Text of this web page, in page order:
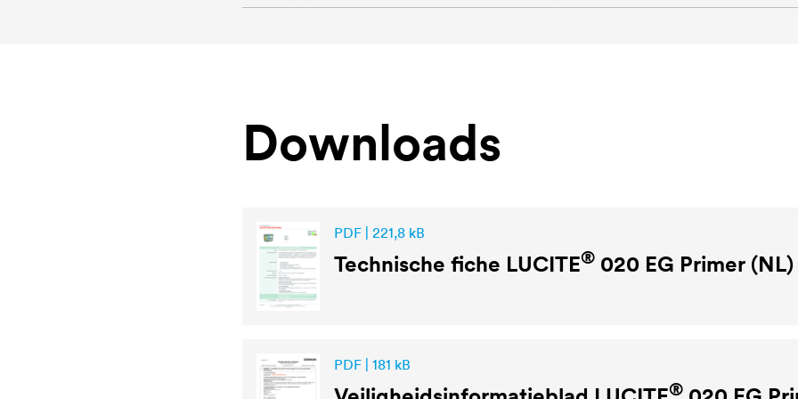
Downloads
PDF | 221,8 kB
Technische fiche LUCITE® 020 EG Primer (NL)
PDF | 181 kB
®